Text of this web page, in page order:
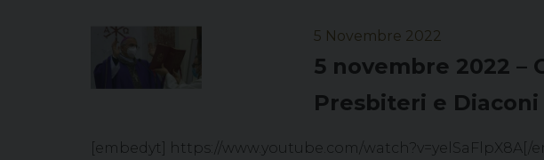
5 Novembre 2022
5 novembre 2022 –
Presbiteri e
[embedyt] https://www.youtube.com/watch?v=yelSaFlpX8A[/